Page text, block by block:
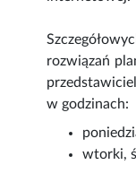
rozwiązań
w godzinach:
wtorki,